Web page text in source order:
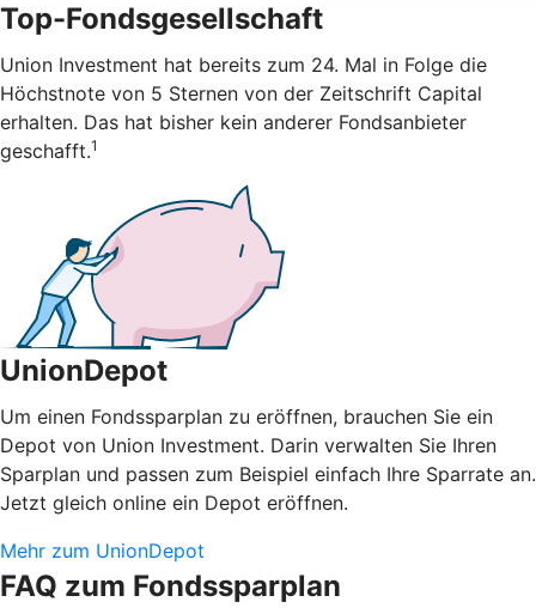
Top-Fondsgesellschaft
Union Investment hat bereits zum 24. Mal in Folge die
Höchstnote von 5 Sternen von der Zeitschrift Capital
erhalten. Das hat bisher kein anderer Fondsanbieter
geschafft.1
UnionDepot
Um einen Fondssparplan zu eröffnen, brauchen Sie ein
Depot von Union Investment. Darin verwalten Sie Ihren
Sparplan und passen zum Beispiel einfach Ihre Sparrate an.
Jetzt gleich online ein Depot eröffnen.
Mehr zum UnionDepot
FAQ zum Fondssparplan